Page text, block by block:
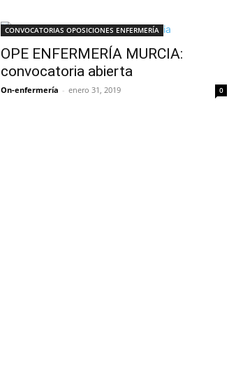
CONVOCATORIAS OPOSICIONES ENFERMERÍA
OPE ENFERMERÍA MURCIA:
convocatoria abierta
On-enfermería - enero 31, 2019 0